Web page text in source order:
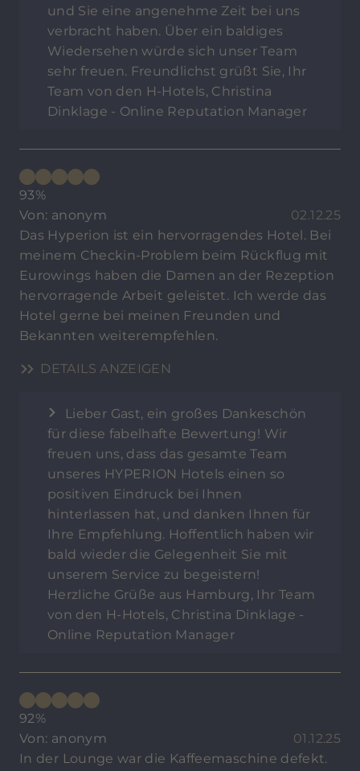
und Sie eine angenehme Zeit bei uns
verbracht haben. Über ein baldiges
Wiedersehen würde sich unser Team
sehr freuen. Freundlichst grüßt Sie, Ihr
Team von den H-Hotels, Christina
Dinklage - Online Reputation Manager
93%
Von: anonym
02.12.25
Das Hyperion ist ein hervorragendes Hotel. Bei
meinem Checkin-Problem beim Rückflug mit
Eurowings haben die Damen an der Rezeption
hervorragende Arbeit geleistet. Ich werde das
Hotel gerne bei meinen Freunden und
Bekannten weiterempfehlen.
DETAILS ANZEIGEN
Lieber Gast, ein großes Dankeschön
für diese fabelhafte Bewertung! Wir
freuen uns, dass das gesamte Team
unseres HYPERION Hotels einen so
positiven Eindruck bei Ihnen
hinterlassen hat, und danken Ihnen für
Ihre Empfehlung. Hoffentlich haben wir
bald wieder die Gelegenheit Sie mit
unserem Service zu begeistern!
Herzliche Grüße aus Hamburg, Ihr Team
von den H-Hotels, Christina Dinklage -
Online Reputation Manager
92%
Von: anonym
01.12.25
In der Lounge war die Kaffeemaschine defekt.